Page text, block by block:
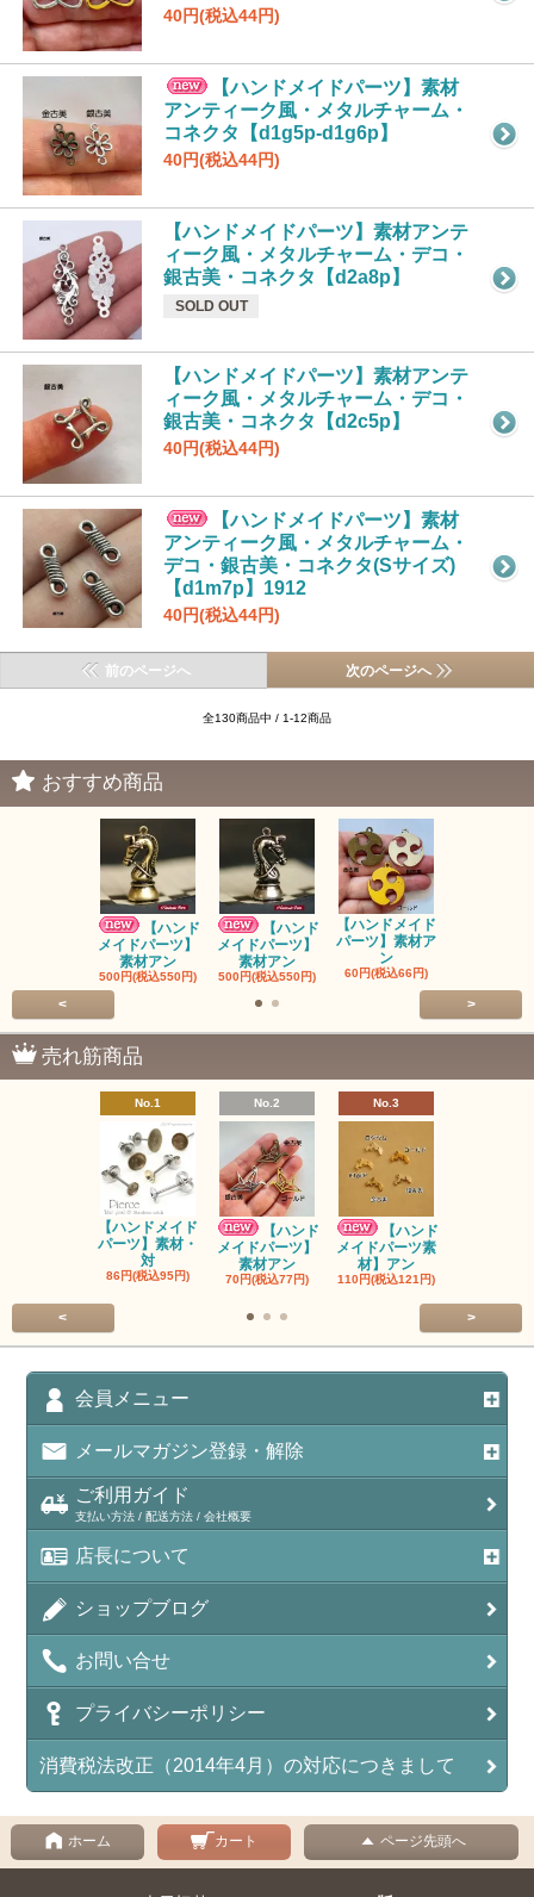
40円(税込44円)
【ハンドメイドパーツ】素材
アンティーク風・メタルチャーム・
コネクタ【d1g5p-d1g6p】
40円(税込44円)
【ハンドメイドパーツ】素材アンテ
ィーク風・メタルチャーム・デコ・
銀古美・コネクタ【d2a8p】
SOLD OUT
【ハンドメイドパーツ】素材アンテ
ィーク風・メタルチャーム・デコ・
銀古美・コネクタ【d2c5p】
40円(税込44円)
【ハンドメイドパーツ】素材
アンティーク風・メタルチャーム・
デコ・銀古美・コネクタ(Sサイズ)
【d1m7p】1912
40円(税込44円)
前のページへ 次のページへ
全130商品中 / 1-12商品
おすすめ商品
【ハンド
メイドパーツ】
素材アン
500円(税込550円)
【ハンド
メイドパーツ】
素材アン
500円(税込550円)
【ハンドメイド
パーツ】素材ア
ン
60円(税込66円)
< >
売れ筋商品
No.1
【ハンドメイド
パーツ】素材・
対
86円(税込95円)
No.2
【ハンド
メイドパーツ】
素材アン
70円(税込77円)
No.3
【ハンド
メイドパーツ素
材】アン
110円(税込121円)
< >
会員メニュー
メールマガジン登録・解除
ご利用ガイド
支払い方法 / 配送方法 / 会社概要
店長について
ショップブログ
お問い合せ
プライバシーポリシー
消費税法改正（2014年4月）の対応につきまして
ホーム カート ページ先頭へ